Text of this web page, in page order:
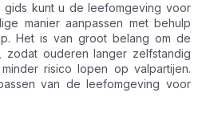
kunt u de leefomgeving voor
manier aanpassen met behulp
Het is van groot belang om de
zodat ouderen langer zelfstandig
risico lopen op valpartijen.
van de leefomgeving voor